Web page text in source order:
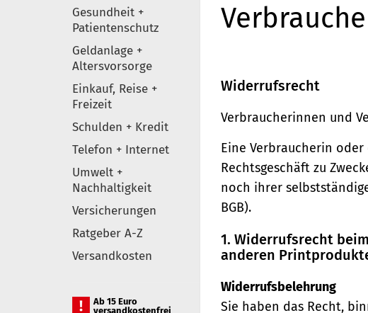
Gesundheit +
Patientenschutz
Geldanlage +
Altersvorsorge
Einkauf, Reise +
Freizeit
Schulden + Kredit
Telefon + Internet
Umwelt +
Nachhaltigkeit
Versicherungen
Ratgeber A-Z
Versandkosten
Ab 15 Euro
versandkostenfrei
Widerrufsrecht
Verbraucherinnen und
Eine Verbraucherin
Rechtsgeschäft zu
noch ihrer
BGB).
1. Widerrufsrecht
anderen
Widerrufsbelehrung
Sie haben das Recht,